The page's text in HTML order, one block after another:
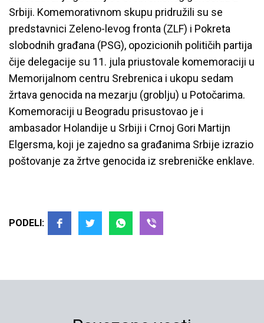
Srbiji. Komemorativnom skupu pridružili su se
predstavnici Zeleno-levog fronta (ZLF) i Pokreta
slobodnih građana (PSG), opozicionih političih partija
čije delegacije su 11. jula priustovale komemoraciji u
Memorijalnom centru Srebrenica i ukopu sedam
žrtava genocida na mezarju (groblju) u Potočarima.
Komemoraciji u Beogradu prisustovao je i
ambasador Holandije u Srbiji i Crnoj Gori Martijn
Elgersma, koji je zajedno sa građanima Srbije izrazio
poštovanje za žrtve genocida iz srebreničke enklave.
PODELI: